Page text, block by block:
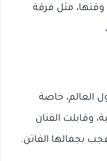
وقتها، مثل فرقة
العالم، خاصة
وقابلت الفنان
بجمالها الفاتن.